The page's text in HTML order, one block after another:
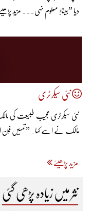
دیا ”بیٹا! معلوم نہی... مزید
نئی سیکرٹری
نئی سیکرٹری عجیب طبیعت کی
مالک نے اسے کہا۔ ”تمہیں فون
مزید پڑھیئے
نثر میں زیادہ پڑھی گئی